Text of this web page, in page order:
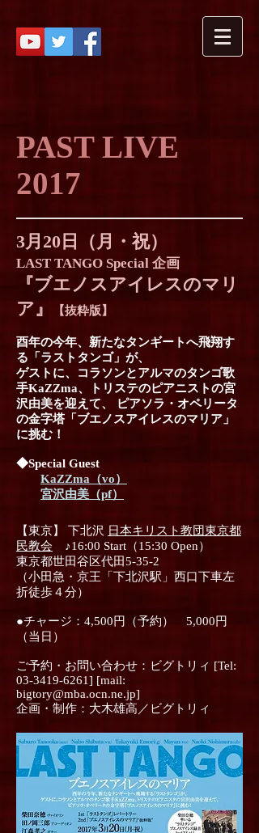
PAST LIVE
2017
3月20日（月・祝）
LAST TANGO Special 企画
『ブエノスアイレスのマリ
ア』
【抜粋版】
酉年の今年、新たなタンギートへ飛翔す
る「ラストタンゴ」が、
ゲストに、コラソンとアルマのタンゴ歌
手KaZZma、トリステのピアニストの宮
沢由美を迎えて、 ピアソラ・オペリータ
の金字塔「ブエノスアイレスのマリア」
に挑む！
◆Special Guest
KaZZma（vo）
宮沢由美（pf）
【東京】 下北沢 日本キリスト教団東京都
民教会 ♪16:00 Start（15:30 Open）
東京都世田谷区代田5-35-2
（小田急・京王「下北沢駅」西口下車左
折徒歩４分）
●チャージ：4,500円（予約） 5,000円
（当日）
ご予約・お問い合わせ：ビグトリィ [Tel:
03-3419-6261] [mail:
bigtory@mba.ocn.ne.jp]
企画・制作：大木雄高／ビグトリィ